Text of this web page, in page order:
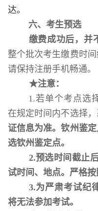
达。
六、考生预选
缴费成功后，并
整个批次考生缴费时
请保持注册手机畅通。
★注意：
1. 若单个考点选
在规定时间内不选择，
证信息为准。钦州鉴
选钦州鉴定点。
2.预选时间截止
试时间、地点。严格按
3.为严肃考试纪
将无法参加考试。